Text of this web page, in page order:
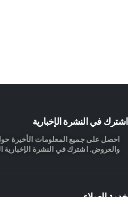
اشترك في النشرة الإخبارية
احصل على جميع المعلومات الأخيرة
والعروض. اشترك في النشرة الإخبارية